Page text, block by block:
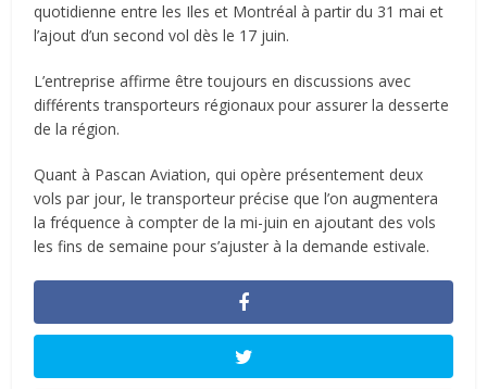
quotidienne entre les Iles et Montréal à partir du 31 mai et
l’ajout d’un second vol dès le 17 juin.
L’entreprise affirme être toujours en discussions avec
différents transporteurs régionaux pour assurer la desserte
de la région.
Quant à Pascan Aviation, qui opère présentement deux
vols par jour, le transporteur précise que l’on augmentera
la fréquence à compter de la mi-juin en ajoutant des vols
les fins de semaine pour s’ajuster à la demande estivale.